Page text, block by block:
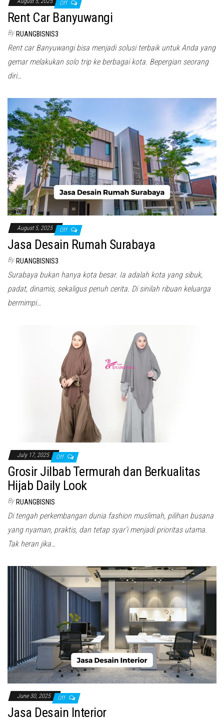
Off
Rent Car Banyuwangi
By RUANGBISNIS3
Rent car Banyuwangi bisa menjadi solusi terbaik untuk Anda yang
gemar melakukan solo trip ke berbagai kota. Bepergian seorang
diri…
August 5, 2025 Off
Jasa Desain Rumah Surabaya
By RUANGBISNIS3
Surabaya bukan hanya kota besar. Ia adalah kota yang sibuk,
padat, dinamis, sekaligus penuh cerita. Di sinilah ribuan keluarga
bermimpi…
July 17, 2025 Off
Grosir Jilbab Termurah dan Berkualitas
Hijab Daily Look
By RUANGBISNIS
Di tengah perkembangan dunia fashion muslimah, pilihan busana
yang nyaman, praktis, dan tetap syar’i menjadi prioritas utama.
Tak heran jika…
June 30, 2025 Off
Jasa Desain Interior